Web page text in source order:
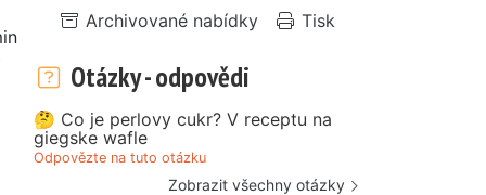
Archivované nabídky
Tisk
Otázky - odpovědi
🤔 Co je perlovy cukr? V receptu na
giegske wafle
Odpovězte na tuto otázku
Zobrazit všechny otázky